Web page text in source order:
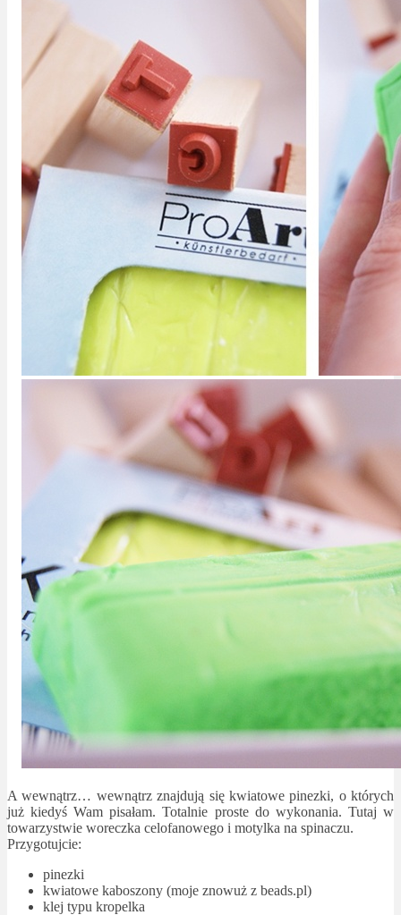
A wewnątrz… wewnątrz znajdują się kwiatowe pinezki, o których
już kiedyś Wam pisałam. Totalnie proste do wykonania. Tutaj w
towarzystwie woreczka celofanowego i motylka na spinaczu.
Przygotujcie:
pinezki
kwiatowe kaboszony (moje znowuż z beads.pl)
klej typu kropelka